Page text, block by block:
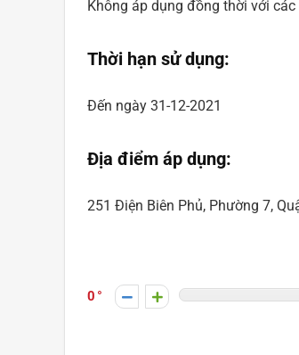
Không áp dụng đồng thời với
Thời hạn sử dụng:
Đến ngày 31-12-2021
Địa điểm áp dụng:
251 Điện Biên Phủ, Phường 7,
0